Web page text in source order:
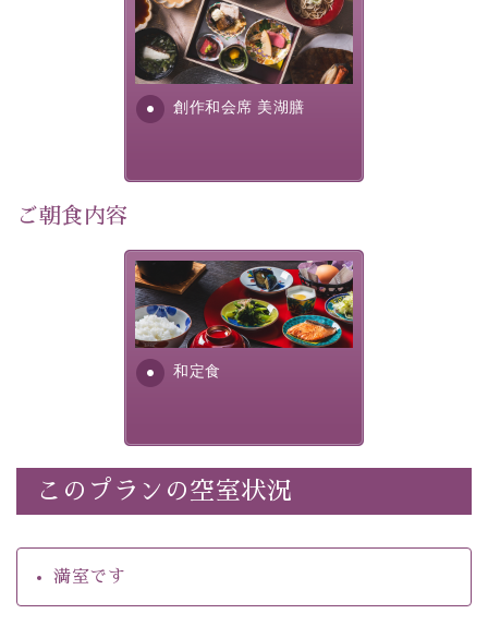
【公式限定価格】 通常料金よりお一人様1100円引き
・朝夕個室料亭で個室食
・館内着をご用意
・就寝用パジャマをご用意
・館内フリーWi-Fi
・チェックイン15時、チェックアウト10時
・朝食はこだわりの味噌汁をはじめとした和定食
自家源泉「美翠源泉」は酸化の進みが遅く新鮮で若返り
創作和会席 美湖膳
美湖膳とは諏訪の地で特別を
提供する為に料理長・神原 裕
明が考え出した創作和会席で
す。美しい諏訪湖の幸...
ご朝食内容
和定食
さっぱりとした和食膳に使わ
れる食材は、諏訪の名産品を
ふんだんに取り入れ、安心・
安全を心掛けた長野県産...
このプランの空室状況
満室です